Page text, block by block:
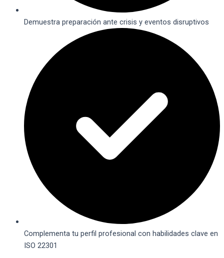
Demuestra preparación ante crisis y eventos disruptivos
Complementa tu perfil profesional con habilidades clave en
ISO 22301